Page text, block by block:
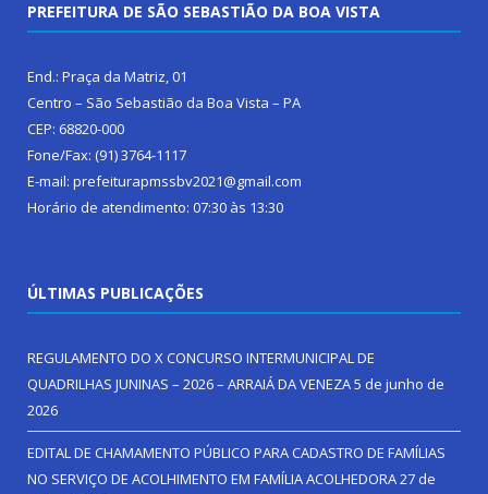
PREFEITURA DE SÃO SEBASTIÃO DA BOA VISTA
End.: Praça da Matriz, 01
Centro – São Sebastião da Boa Vista – PA
CEP: 68820-000
Fone/Fax: (91) 3764-1117
E-mail: prefeiturapmssbv2021@gmail.com
Horário de atendimento: 07:30 às 13:30
ÚLTIMAS PUBLICAÇÕES
REGULAMENTO DO X CONCURSO INTERMUNICIPAL DE
QUADRILHAS JUNINAS – 2026 – ARRAIÁ DA VENEZA5 de junho de
2026
EDITAL DE CHAMAMENTO PÚBLICO PARA CADASTRO DE FAMÍLIAS
NO SERVIÇO DE ACOLHIMENTO EM FAMÍLIA ACOLHEDORA27 de